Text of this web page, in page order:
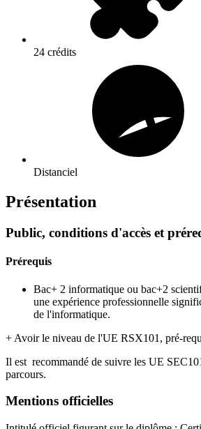
24 crédits
Distanciel
Présentation
Public, conditions d'accès et
Prérequis
Bac+ 2 informatique ou bac+2
une expérience professionnelle
de l'informatique.
+ Avoir le niveau de l'UE RSX101, pré-
Il est recommandé de suivre les UE
parcours.
Mentions officielles